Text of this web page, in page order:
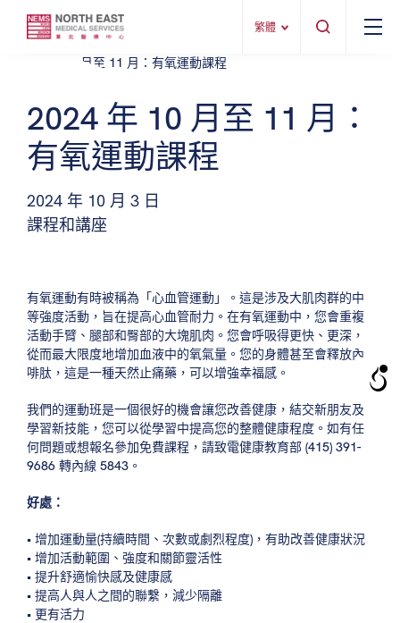
繁體
2024 年 10 月至 11 月：
有氧運動課程
2024 年 10 月 3 日
課程和講座
有氧運動有時被稱為「心血管運動」。這是涉及大肌肉群的中
等強度活動，旨在提高心血管耐力。在有氧運動中，您會重複
活動手臂、腿部和臀部的大塊肌肉。您會呼吸得更快、更深，
從而最大限度地增加血液中的氧氣量。您的身體甚至會釋放內
啡肽，這是一種天然止痛藥，可以增強幸福感。
我們的運動班是一個很好的機會讓您改善健康，結交新朋友及
學習新技能，您可以從學習中提高您的整體健康程度。如有任
何問題或想報名參加免費課程，請致電健康教育部 (415) 391-
9686 轉內線 5843。
好處：
• 增加運動量(持續時間、次數或劇烈程度)，有助改善健康狀況
• 增加活動範圍、強度和關節靈活性
• 提升舒適愉快感及健康感
• 提高人與人之間的聯繫，減少隔離
• 更有活力